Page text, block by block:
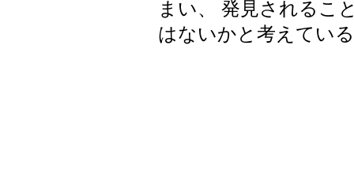
まい、 発見されるこ
はないかと考えてい